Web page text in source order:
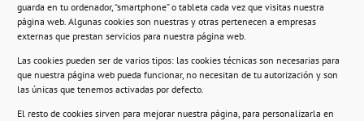
guarda en tu ordenador, “smartphone” o tableta cada vez que visitas nuestra
página web. Algunas cookies son nuestras y otras pertenecen a empresas
externas que prestan servicios para nuestra página web.
Las cookies pueden ser de varios tipos: las cookies técnicas son necesarias para
que nuestra página web pueda funcionar, no necesitan de tu autorización y son
las únicas que tenemos activadas por defecto.
El resto de cookies sirven para mejorar nuestra página, para personalizarla en
Información
Compromiso con la protección de datos